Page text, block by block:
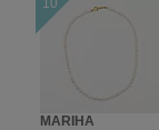
MARIHA